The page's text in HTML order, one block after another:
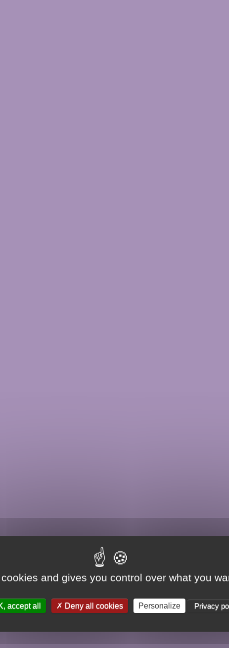
and gives you control over what you
accept all Deny all cookies Personalize Privacy